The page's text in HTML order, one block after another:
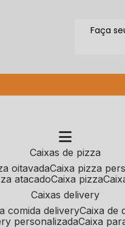
Faça
caixas de pizza
oitavada caixa pizza
atacado caixa pizza
caixas delivery
comida delivery caixa
personalizada caixa